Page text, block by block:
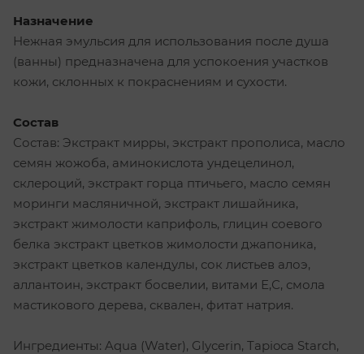
Назначение
Нежная эмульсия для использования после душа
(ванны) предназначена для успокоения участков
кожи, склонных к покраснениям и сухости.
Состав
Состав: Экстракт мирры, экстракт прополиса, масло
семян жожоба, аминокислота ундецелинол,
склероций, экстракт горца птичьего, масло семян
моринги масляничной, экстракт лишайника,
экстракт жимолости каприфоль, глицин соевого
белка экстракт цветков жимолости джапоника,
экстракт цветков календулы, сок листьев алоэ,
аллантоин, экстракт босвелии, витами Е,С, смола
мастикового дерева, сквален, фитат натрия.
Ингредиенты: Aqua (Water), Glycerin, Tapioca Starch,